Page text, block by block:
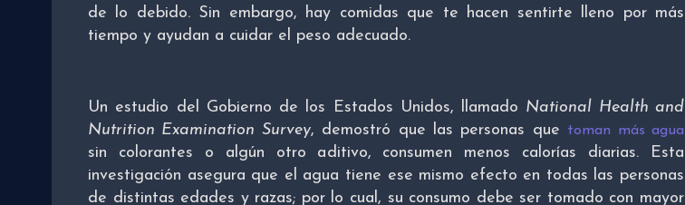
de lo debido. Sin embargo, hay comidas que te hacen sentirte lleno por más
tiempo y ayudan a cuidar el peso adecuado.
Un estudio del Gobierno de los Estados Unidos, llamado National Health and
Nutrition Examination Survey, demostró que las personas que toman más agua
sin colorantes o algún otro aditivo, consumen menos calorías diarias. Esta
investigación asegura que el agua tiene ese mismo efecto en todas las personas
de distintas edades y razas; por lo cual, su consumo debe ser tomado con mayor